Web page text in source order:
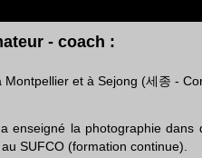
- coach :
et à Sejong (세종 -
la photographie
SUFCO (formation continue).